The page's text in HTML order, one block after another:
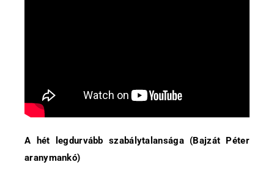
A hét legdurvább szabálytalansága (Bajzát Péter
aranymankó)